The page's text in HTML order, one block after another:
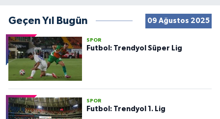
Geçen Yıl Bugün 09 Ağustos 2025
SPOR
Futbol: Trendyol Süper Lig
SPOR
Futbol: Trendyol 1. Lig